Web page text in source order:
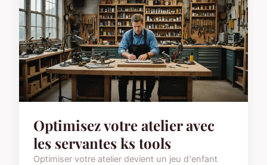
Optimisez votre atelier avec
les servantes ks tools
Optimiser votre atelier devient un jeu d'enfant